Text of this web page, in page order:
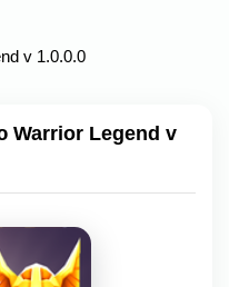
v 1.0.0.0
Warrior Legend v